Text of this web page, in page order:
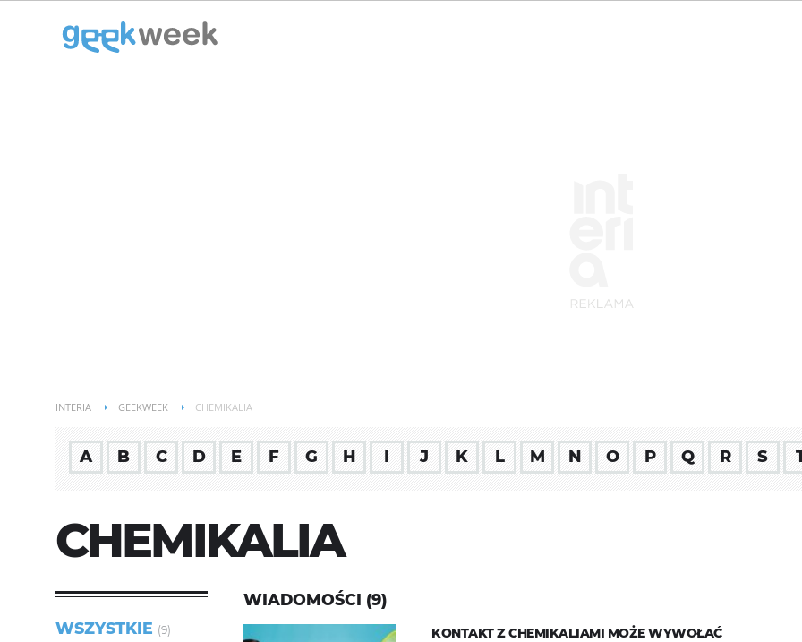
INTERIA GEEKWEEK CHEMIKALIA
A B C D E F G H I J K L M N O P Q R S
CHEMIKALIA
WSZYSTKIE (9)
WIADOMOŚCI (9)
KONTAKT Z CHEMIKALIAMI MOŻE WYWOŁAĆ